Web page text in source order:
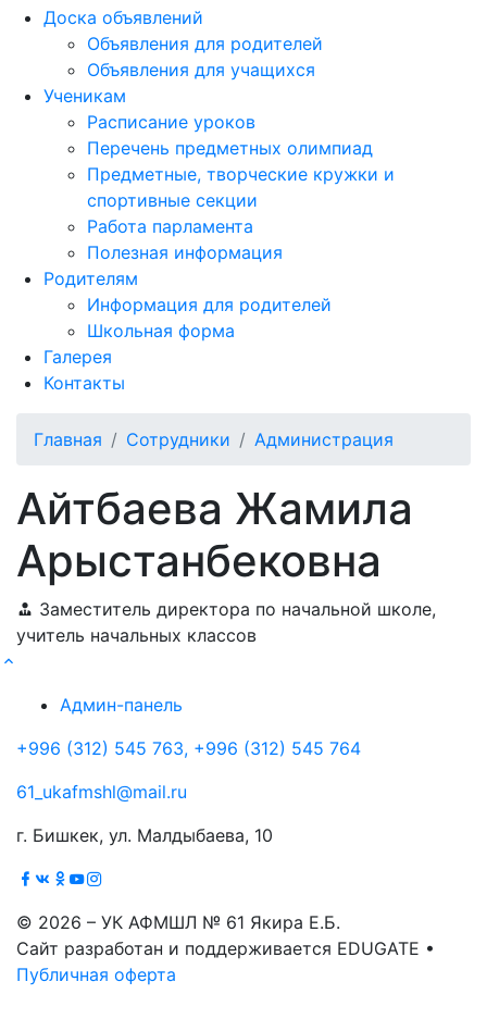
Доска объявлений
Объявления для родителей
Объявления для учащихся
Ученикам
Расписание уроков
Перечень предметных олимпиад
Предметные, творческие кружки и
спортивные секции
Работа парламента
Полезная информация
Родителям
Информация для родителей
Школьная форма
Галерея
Контакты
Главная Сотрудники Администрация
Айтбаева Жамила
Арыстанбековна
Заместитель директора по начальной школе,
учитель начальных классов
Админ-панель
+996 (312) 545 763, +996 (312) 545 764
61_ukafmshl@mail.ru
г. Бишкек, ул. Малдыбаева, 10
© 2026 – УК АФМШЛ № 61 Якира Е.Б.
Сайт разработан и поддерживается EDUGATE •
Публичная оферта